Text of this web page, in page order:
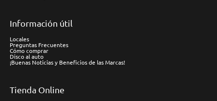
Información útil
Locales
Preguntas Frecuentes
Cómo comprar
Disco al auto
¡Buenas Noticias y Beneficios de las Marcas!
Tienda Online